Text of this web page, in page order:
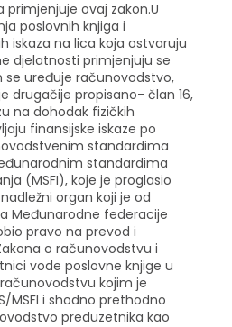
ovaj zakon.U
poslovnih knjiga i
iskaza na lica koja ostvaruju
djelatnosti primjenjuju se
se uređuje računovodstvo,
drugačije propisano- član 16,
na dohodak fizičkih
finansijske iskaze po
standardima
standardima
(MSFI), koje je proglasio
organ koji je od
Međunarodne federacije
pravo na prevod i
o računovodstvu i
vode poslovne knjige u
kojim je
MSFI i shodno prethodno
preduzetnika kao